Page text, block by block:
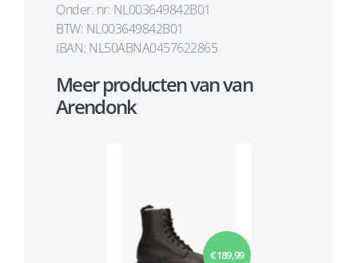
Onder. nr: NL003649842B01
BTW: NL003649842B01
IBAN: NL50ABNA0457622865
Meer producten van van
Arendonk
€ 189,99